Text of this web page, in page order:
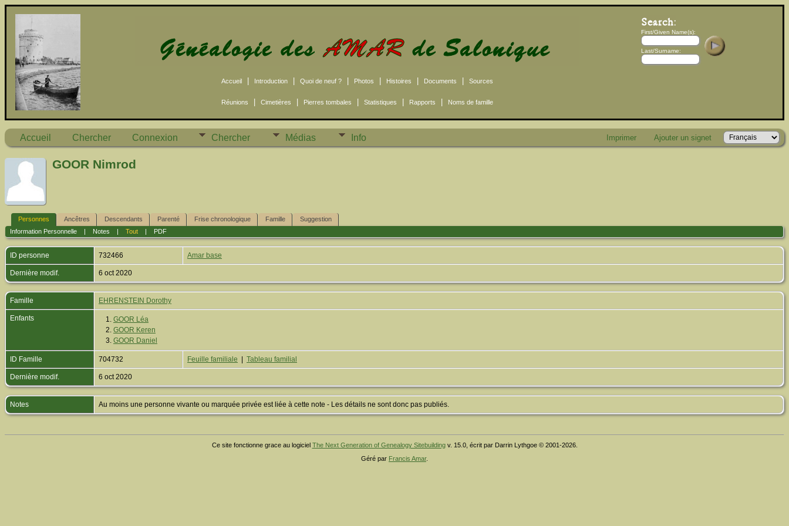
Accueil Introduction Quoi de neuf ? Photos Histoires Documents Sources
Réunions Cimetières Pierres tombales Statistiques Rapports Noms de famille
First/Given Name(s):
Last/Surname:
Accueil Chercher Connexion Chercher Médias Info Imprimer Ajouter un signet
GOOR Nimrod
Personnes Ancêtres Descendants Parenté Frise chronologique Famille
Suggestion
Information Personnelle| Notes Tout| PDF
ID personne 732466 Amar base
Dernière modif. 6 oct 2020
Famille EHRENSTEIN Dorothy
Enfants 1. GOOR Léa
2. GOOR Keren
3. GOOR Daniel
ID Famille 704732 Feuille familiale Tableau familial
Dernière modif. 6 oct 2020
Notes Au moins une personne vivante ou marquée privée est liée à cette note - Les détails ne sont donc pas publiés.
Ce site fonctionne grace au logiciel The Next Generation of Genealogy Sitebuildingv. 15.0, écrit par Darrin Lythgoe © 2001-2026.
Géré par Francis Amar.